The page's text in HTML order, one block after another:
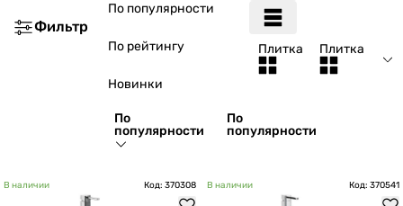
Фильтр
По популярности
По рейтингу
Новинки
По
популярности
По
популярности
Плитка Плитка
В наличии Код: 370308 В наличии Код: 370541